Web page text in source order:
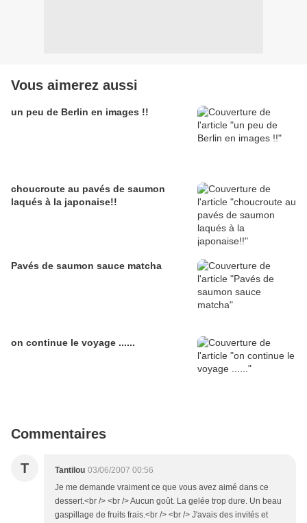
Vous aimerez aussi
un peu de Berlin en images !!
choucroute au pavés de saumon
laqués à la japonaise!!
Pavés de saumon sauce matcha
on continue le voyage ......
Commentaires
T Tantilou 03/06/2007 00:56
Je me demande vraiment ce que vous avez aimé dans ce
dessert.<br /> <br /> Aucun goût. La gelée trop dure. Un beau
gaspillage de fruits frais.<br /> <br /> J'avais des invités et